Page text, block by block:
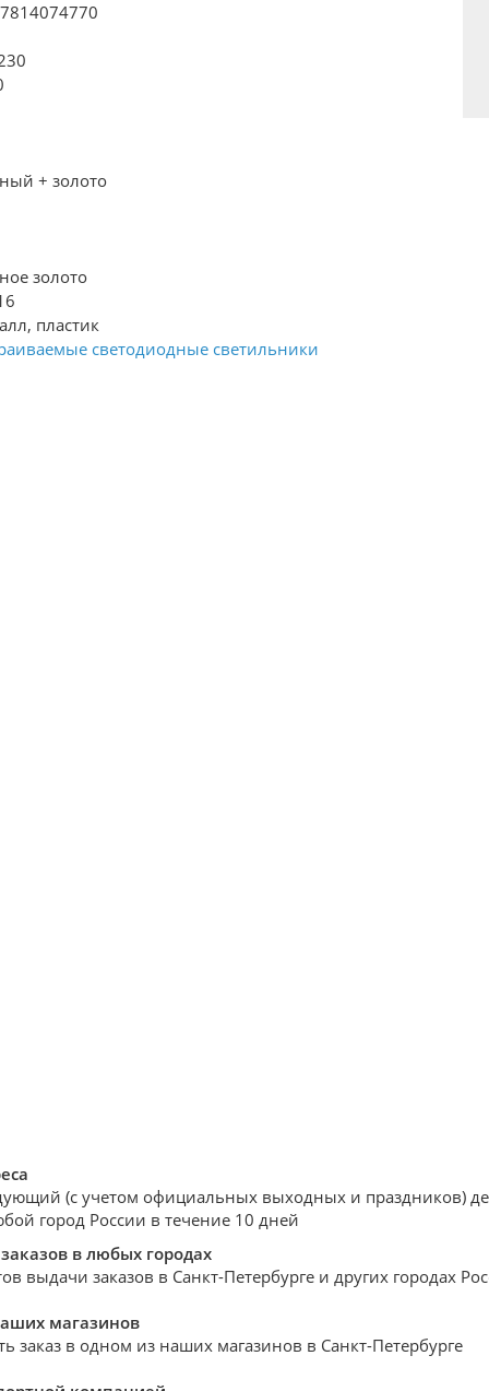
+ золото
золото
пластик
светодиодные светильники
(с учетом официальных выходных и праздников)
город России в течение 10 дней
в любых городах
выдачи заказов в Санкт-Петербурге и других городах
магазинов
заказ в одном из наших магазинов в Санкт-Петербурге